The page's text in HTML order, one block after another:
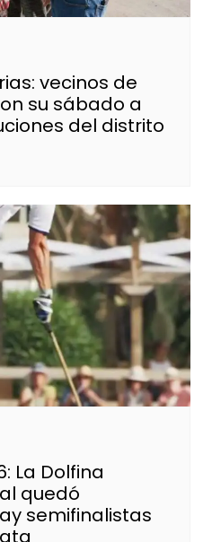
vecinos de
su sábado a
del distrito
La Dolfina
quedó
semifinalistas